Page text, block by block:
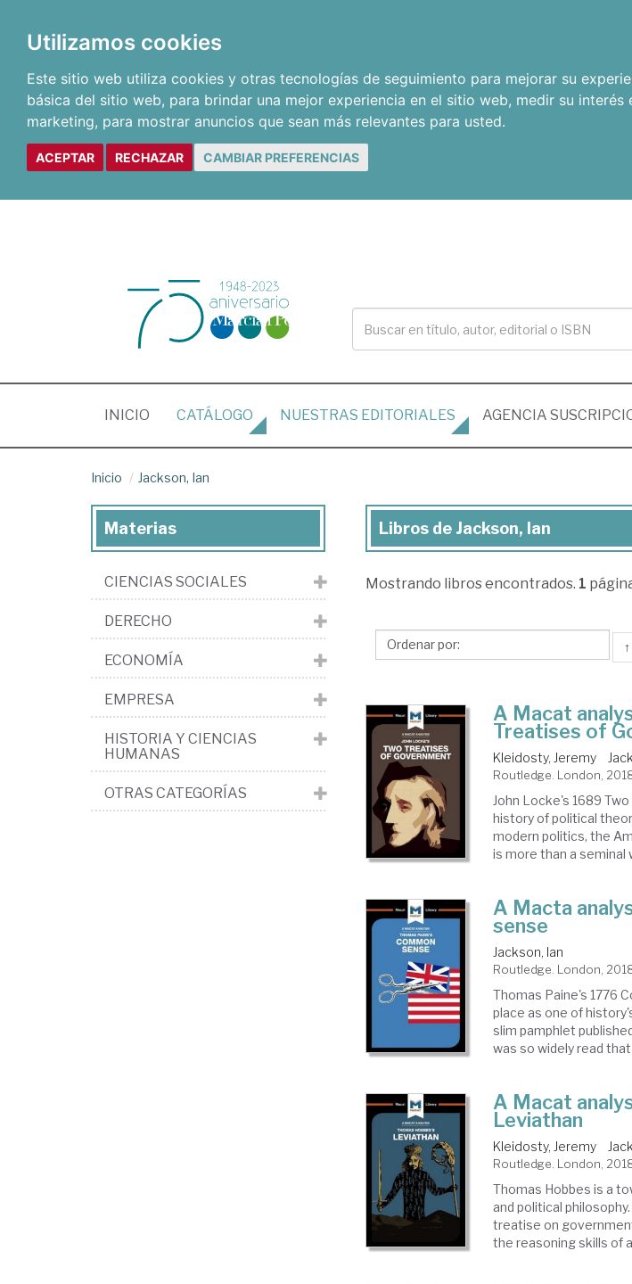
Utilizamos cookies
Este sitio web utiliza cookies y otras tecnologías de seguimiento para mejorar su
básica del sitio web, para brindar una mejor experiencia en el sitio web, medir su interés
marketing, para mostrar anuncios que sean más relevantes para usted.
ACEPTAR RECHAZAR CAMBIAR PREFERENCIAS
INICIO (CURRENT)
CATÁLOGO NUESTRAS EDITORIALES AGENCIA
Inicio Jackson, Ian
Libros
Jackson,
Libros de Jackson, Ian
Mostrando libros encontrados. 1
↑
A Macat
Treatises of
Kleidosty, Jeremy
Routledge. London,
John Locke's 1689
history of political
modern politics, the
is more than a seminal
A Macta
sense
Jackson, Ian
Routledge. London,
Thomas Paine's 1776
place as one of
slim pamphlet
was so widely read
A Macat
Leviathan
Kleidosty, Jeremy
Routledge. London,
Thomas Hobbes is a
and political
treatise on
the reasoning skills of
Materias
CIENCIAS SOCIALES
DERECHO
ECONOMÍA
EMPRESA
HISTORIA Y CIENCIAS
HUMANAS
OTRAS CATEGORÍAS